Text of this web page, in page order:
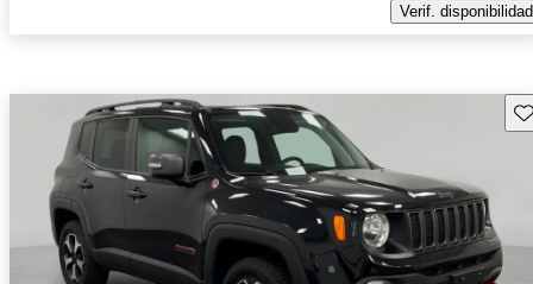
Verif. disponibilidad